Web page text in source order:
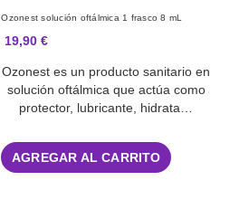
Ozonest solución oftálmica 1 frasco 8 mL
19,90 €
Ozonest es un producto sanitario en
solución oftálmica que actúa como
protector, lubricante, hidrata…
AGREGAR AL CARRITO